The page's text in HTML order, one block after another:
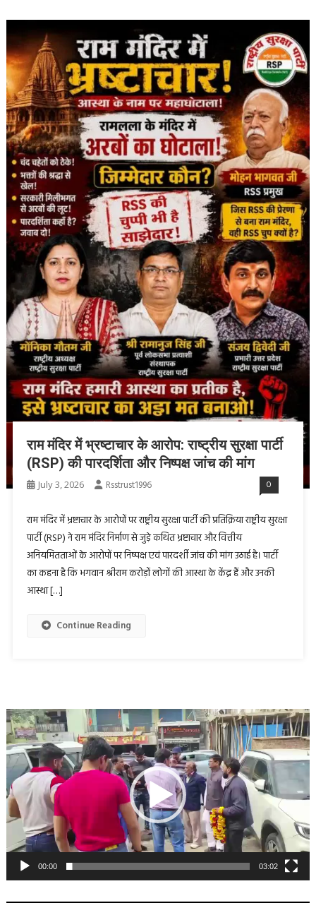
राम मंदिर में भ्रष्टाचार के आरोप: राष्ट्रीय सुरक्षा पार्टी
(RSP) की पारदर्शिता और निष्पक्ष जांच की मांग
July 3, 2026 Rsstrust1996 0
राम मंदिर में भ्रष्टाचार के आरोपों पर राष्ट्रीय सुरक्षा पार्टी की प्रतिक्रिया राष्ट्रीय सुरक्षा
पार्टी (RSP) ने राम मंदिर निर्माण से जुड़े कथित भ्रष्टाचार और वित्तीय
अनियमितताओं के आरोपों पर निष्पक्ष एवं पारदर्शी जांच की मांग उठाई है। पार्टी
का कहना है कि भगवान श्रीराम करोड़ों लोगों की आस्था के केंद्र हैं और उनकी
आस्था […]
Continue Reading
Video
Player
00:00 03:02